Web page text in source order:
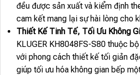
đều được sản xuất và kiểm định
cam kết mang lại sự hài lòng cho
Thiết Kế Tinh Tế, Tối Ưu Không
KLUGER KH8048FS-S80 thuộc
với phong cách thiết kế tối giản
giúp tối ưu hóa không gian bếp